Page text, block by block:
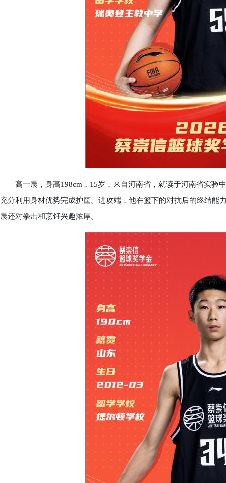
高一晨，身高198cm，15岁，来自河南省，就读于河南省实验
充分利用身材优势完成护筐。进攻端，他在篮下的对抗后的终结能
晨还对拳击和烹饪兴趣浓厚。